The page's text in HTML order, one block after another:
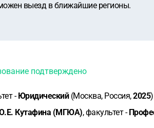
выезд в ближайшие регионы.
подтверждено
-Юридический(Москва, Россия,2025)
О.Е. Кутафина (МГЮА), факультет -